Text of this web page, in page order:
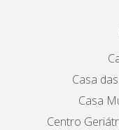
Casa
Casa
Centro